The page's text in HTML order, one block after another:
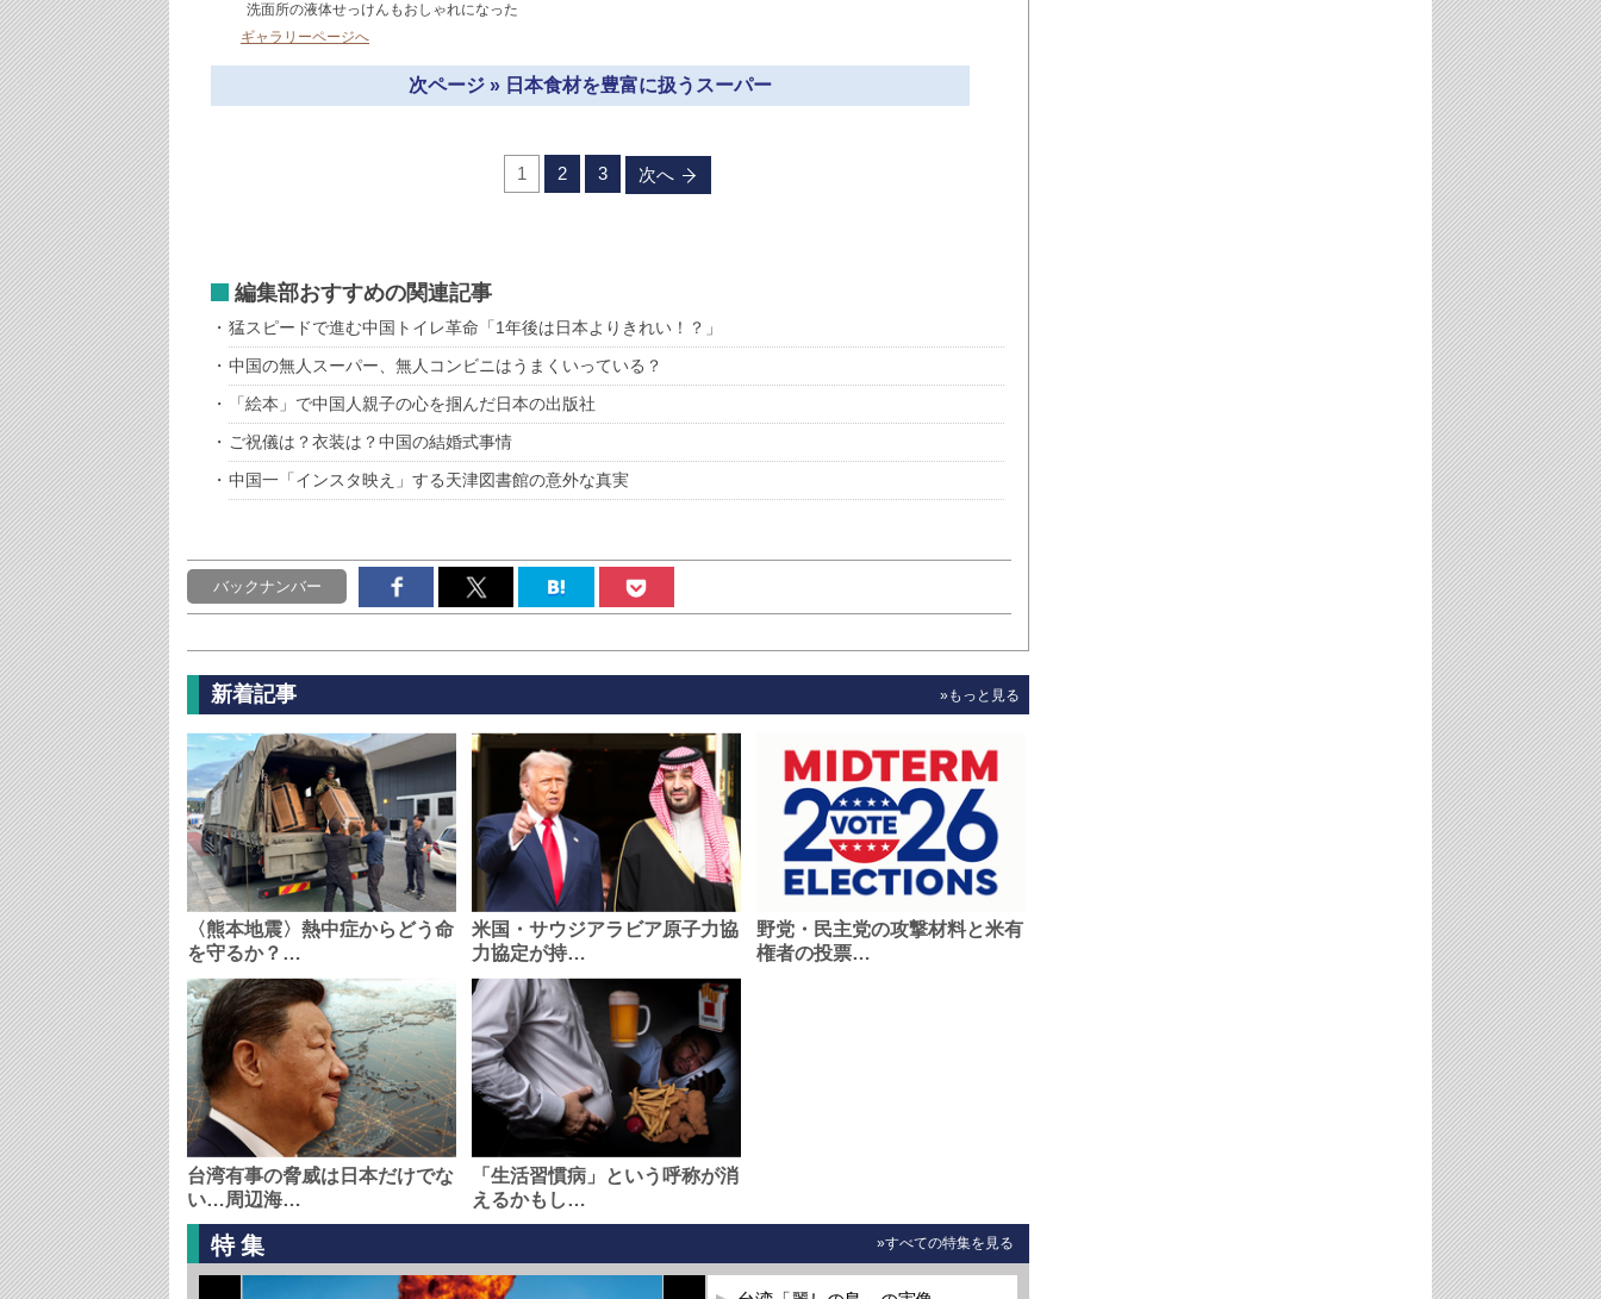
洗面所の液体せっけんもおしゃれになった
ギャラリーページへ
次ページ » 日本食材を豊富に扱うスーパー
1 2 3 次へ
編集部おすすめの関連記事
猛スピードで進む中国トイレ革命「1年後は日本よりきれい！？」
中国の無人スーパー、無人コンビニはうまくいっている？
「絵本」で中国人親子の心を掴んだ日本の出版社
ご祝儀は？衣装は？中国の結婚式事情
中国一「インスタ映え」する天津図書館の意外な真実
バックナンバー
新着記事 »もっと見る
〈熊本地震〉熱中症からどう命
を守るか？…
米国・サウジアラビア原子力協
力協定が持…
野党・民主党の攻撃材料と米有
権者の投票…
台湾有事の脅威は日本だけでな
い…周辺海…
「生活習慣病」という呼称が消
えるかもし…
特集 »すべての特集を見る